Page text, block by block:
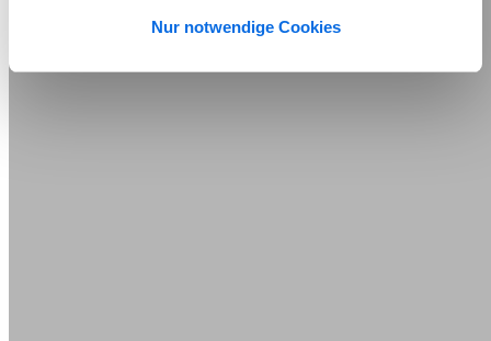
Nur notwendige Cookies